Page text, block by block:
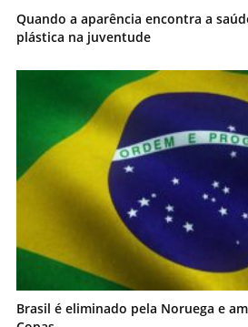
Quando a aparência encontra a
plástica na juventude
Brasil é eliminado pela Noruega e